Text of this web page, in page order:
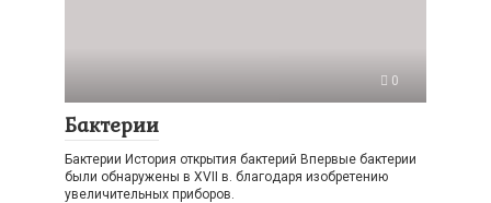
0
Бактерии
Бактерии История открытия бактерий Впервые бактерии
были обнаружены в XVII в. благодаря изобретению
увеличительных приборов.